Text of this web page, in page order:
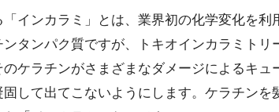
インカラミ」とは、業界初の化学変化を利
タンパク質ですが、トキオインカラミトリ
ケラチンがさまざまなダメージによるキュ
して出てこないようにします。ケラチンを